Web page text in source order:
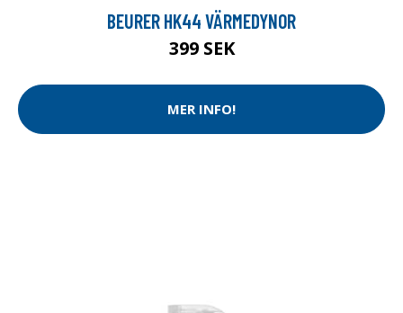
BEURER HK44 VÄRMEDYNOR
399 SEK
MER INFO!